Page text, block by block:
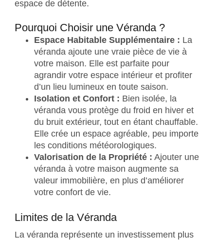
espace de détente.
Pourquoi Choisir une Véranda ?
Espace Habitable Supplémentaire : La
véranda ajoute une vraie pièce de vie à
votre maison. Elle est parfaite pour
agrandir votre espace intérieur et profiter
d’un lieu lumineux en toute saison.
Isolation et Confort : Bien isolée, la
véranda vous protège du froid en hiver et
du bruit extérieur, tout en étant chauffable.
Elle crée un espace agréable, peu importe
les conditions météorologiques.
Valorisation de la Propriété : Ajouter une
véranda à votre maison augmente sa
valeur immobilière, en plus d’améliorer
votre confort de vie.
Limites de la Véranda
La véranda représente un investissement plus